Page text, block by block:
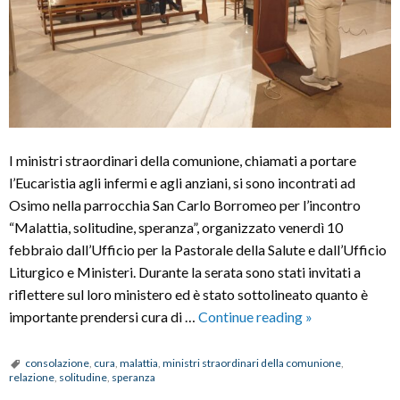
I ministri straordinari della comunione, chiamati a portare
l’Eucaristia agli infermi e agli anziani, si sono incontrati ad
Osimo nella parrocchia San Carlo Borromeo per l’incontro
“Malattia, solitudine, speranza”, organizzato venerdì 10
febbraio dall’Ufficio per la Pastorale della Salute e dall’Ufficio
Liturgico e Ministeri. Durante la serata sono stati invitati a
riflettere sul loro ministero ed è stato sottolineato quanto è
importante prendersi cura di … Continue reading Incontro
i
»
consolazione, cura, malattia, ministri straordinari della comunione,
relazione, solitudine, speranza